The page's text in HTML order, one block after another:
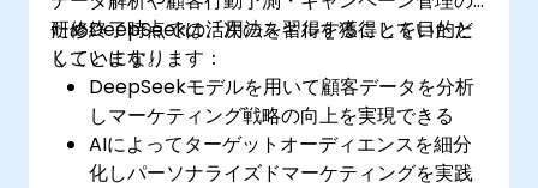
ためDeepSeekの活用法を習得することを目的と
しています。
研修終了時点では、次のスキルを獲得していただ
くことになります：
DeepSeekモデルを用いて顧客データを分析
しマーケティング戦略の向上を実現できる
AIによってターゲットオーディエンスを細分
化しパーソナライズドマーケティングを実践